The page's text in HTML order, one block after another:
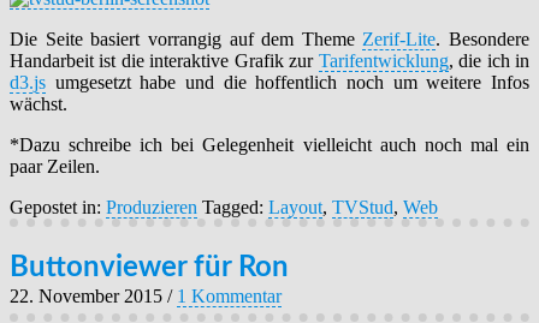
Die Seite basiert vorrangig auf dem Theme Zerif-Lite. Besondere
Handarbeit ist die interaktive Grafik zur Tarifentwicklung, die ich in
d3.js umgesetzt habe und die hoffentlich noch um weitere Infos
wächst.
*Dazu schreibe ich bei Gelegenheit vielleicht auch noch mal ein
paar Zeilen.
Gepostet in: Produzieren Tagged: Layout, TVStud, Web
Buttonviewer für Ron
22. November 2015 / 1 Kommentar